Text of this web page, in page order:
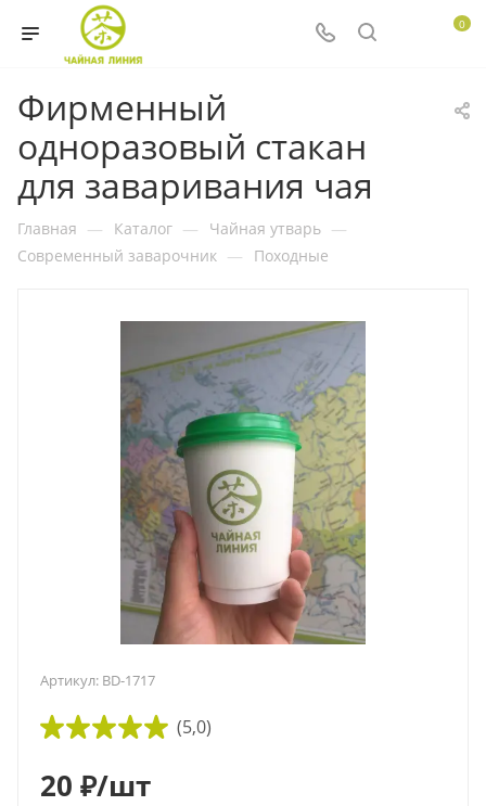
0
Фирменный
одноразовый стакан
для заваривания чая
Главная — Каталог — Чайная утварь —
Современный заварочник — Походные
Артикул: BD-1717
(5,0)
20 ₽/шт